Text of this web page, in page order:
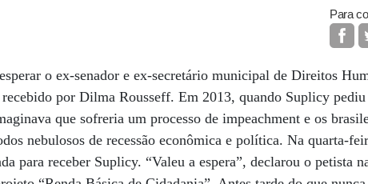
Para
o ex-senador e ex-secretário municipal de Direitos
por Dilma Rousseff. Em 2013, quando Suplicy
que sofreria um processo de impeachment e os
nebulosos de recessão econômica e política. Na quarta-
para receber Suplicy. “Valeu a espera”, declarou o petista